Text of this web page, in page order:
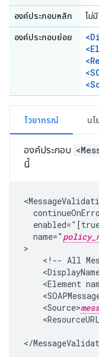
องค์ประกอบหลัก ไม่มี
องค์ประกอบย่อย
ไวยากรณ์ นโ
องค์ประกอบ
นี้
  name="
>
<!-- All
<Element
    <Source>
</